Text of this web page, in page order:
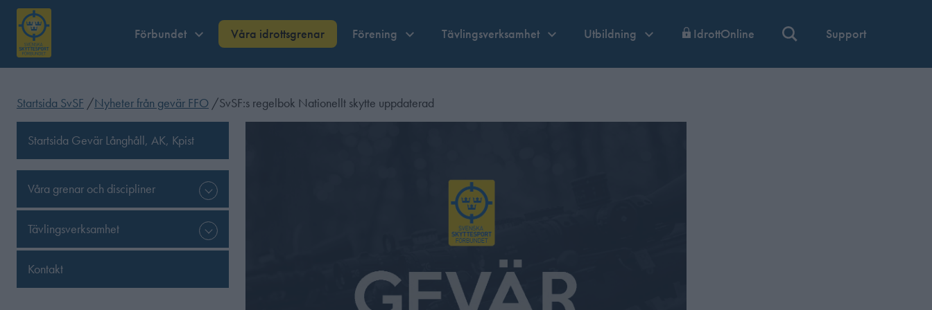
Förbundet Våra idrottsgrenar Förening Tävlingsverksamhet Utbildning IdrottOnline Support
Startsida SvSF /Nyheter från gevär FFO /SvSF:s regelbok Nationellt skytte uppdaterad
Startsida Gevär Långhåll, AK, Kpist
Våra grenar och discipliner
Tävlingsverksamhet
Kontakt